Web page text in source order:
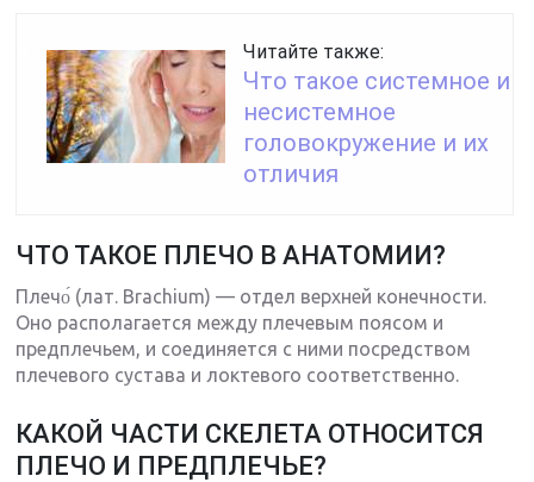
Читайте также:
Что такое системное и
несистемное
головокружение и их
отличия
ЧТО ТАКОЕ ПЛЕЧО В АНАТОМИИ?
Плечо́ (лат. Brachium) — отдел верхней конечности.
Оно располагается между плечевым поясом и
предплечьем, и соединяется с ними посредством
плечевого сустава и локтевого соответственно.
КАКОЙ ЧАСТИ СКЕЛЕТА ОТНОСИТСЯ
ПЛЕЧО И ПРЕДПЛЕЧЬЕ?